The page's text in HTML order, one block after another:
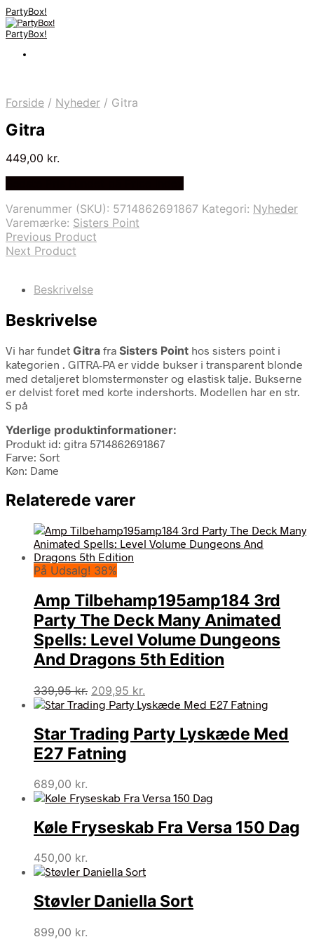
PartyBox!
PartyBox!
Forside / Nyheder / Gitra
Gitra
449,00 kr.
Varenummer (SKU): 5714862691867 Kategori: Nyheder
Varemærke: Sisters Point
Previous Product
Next Product
Beskrivelse
Beskrivelse
Vi har fundet Gitra fra Sisters Point hos sisters point i
kategorien . GITRA-PA er vidde bukser i transparent blonde
med detaljeret blomstermønster og elastisk talje. Bukserne
er delvist foret med korte indershorts. Modellen har en str.
S på
Yderlige produktinformationer:
Produkt id: gitra 5714862691867
Farve: Sort
Køn: Dame
Relaterede varer
På Udsalg! 38%
Amp Tilbehamp195amp184 3rd
Party The Deck Many Animated
Spells: Level Volume Dungeons
And Dragons 5th Edition
339,95kr. Den
oprindelige
var:
339,95 kr..
209,95 kr.
aktuelle
er:
209,95 kr..
Star Trading Party Lyskæde Med
E27 Fatning
689,00 kr.
Køle Fryseskab Fra Versa 150 Dag
450,00 kr.
Støvler Daniella Sort
899,00 kr.